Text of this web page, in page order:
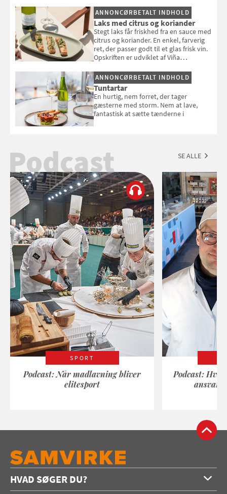
selvstændigt måltid. Opskriften er fra
Louisa Lorangs kogebog "Salat".
ANNONCØRBETALT INDHOLD
Laks med citrus og koriander
Stegt laks får friskhed fra en sauce med
citrus og koriander. En enkel, farverig
ret, der passer godt til et glas frisk vin.
Opskriften er udviklet af Viña
ANNONCØRBETALT INDHOLD
Tuntartar
En hurtig, nem forret, der tager
gæsterne med storm. Nem at lave,
fantastisk at sætte tænderne i
Podcast SE ALLE
SPORT
Podcast: Når madlavning bliver
elitesport
Podcast:
HVAD SØGER DU?